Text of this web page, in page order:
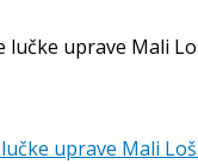
uprave Mali
uprave Mali